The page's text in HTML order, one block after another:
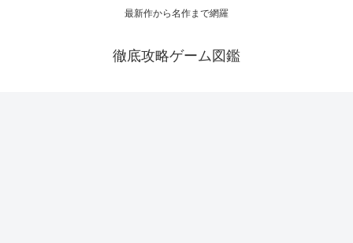
最新作から名作まで網羅
徹底攻略ゲーム図鑑